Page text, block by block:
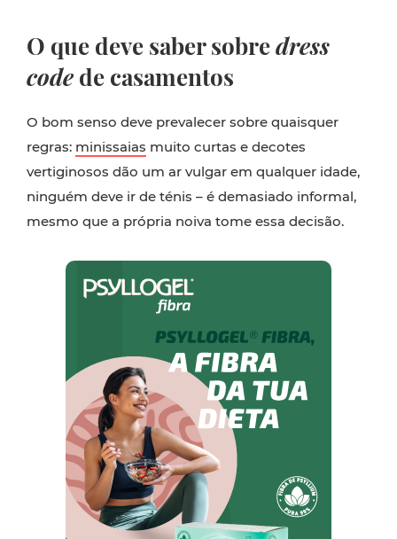
O que deve saber sobredress
code de casamentos
O bom senso deve prevalecer sobre quaisquer
regras: minissaias muito curtas e decotes
vertiginosos dão um ar vulgar em qualquer idade,
ninguém deve ir de ténis – é demasiado informal,
mesmo que a própria noiva tome essa decisão.